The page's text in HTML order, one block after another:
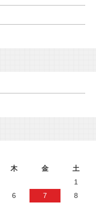
木 金
土
1
6 7
8